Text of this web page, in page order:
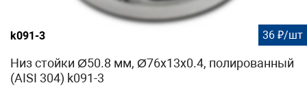
k091-3 36 ₽/шт
Низ стойки Ø50.8 мм, Ø76х13х0.4, полированный
(AISI 304) k091-3